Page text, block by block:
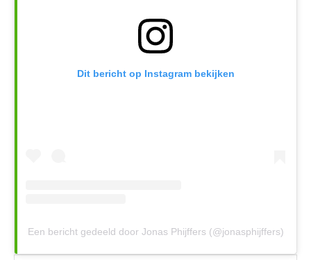
Dit bericht op Instagram bekijken
Een bericht gedeeld door Jonas Phijffers (@jonasphijffers)